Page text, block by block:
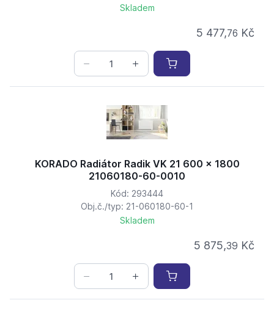
Skladem
5 477,76 Kč
KORADO Radiátor Radik VK 21 600 x 1800
21060180-60-0010
Kód: 293444
Obj.č./typ: 21-060180-60-1
Skladem
5 875,39 Kč